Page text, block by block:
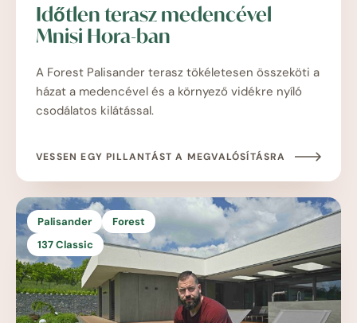
Időtlen terasz medencével
Mnisi Hora-ban
A Forest Palisander terasz tökéletesen összeköti a
házat a medencével és a környező vidékre nyíló
csodálatos kilátással.
VESSEN EGY PILLANTÁST A MEGVALÓSÍTÁSRA
Palisander
Forest
137 Classic